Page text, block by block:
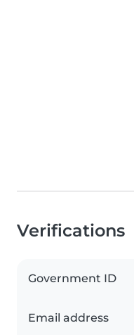
Verifications
Government ID
Email address